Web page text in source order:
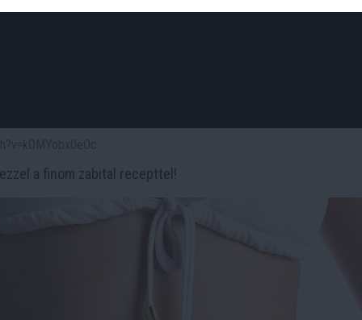
a finom zabital recepttel!